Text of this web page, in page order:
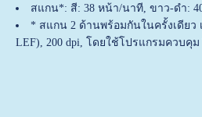
สแกน*: สี: 38 หน้า/นาที, ขาว-ดำ:
* สแกน 2 ด้านพร้อมกันในครั้งเดียว
LEF), 200 dpi, โดยใช้โปรแกรมควบคุม